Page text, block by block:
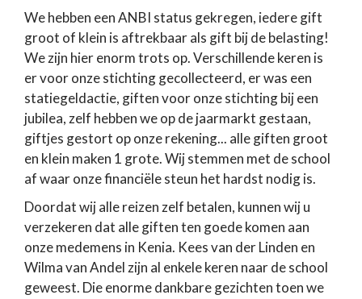
We hebben een ANBI status gekregen, iedere gift
groot of klein is aftrekbaar als gift bij de belasting!
We zijn hier enorm trots op. Verschillende keren is
er voor onze stichting gecollecteerd, er was een
statiegeldactie, giften voor onze stichting bij een
jubilea, zelf hebben we op de jaarmarkt gestaan,
giftjes gestort op onze rekening... alle giften groot
en klein maken 1 grote. Wij stemmen met de school
af waar onze financiële steun het hardst nodig is.
Doordat wij alle reizen zelf betalen, kunnen wij u
verzekeren dat alle giften ten goede komen aan
onze medemens in Kenia. Kees van der Linden en
Wilma van Andel zijn al enkele keren naar de school
geweest. Die enorme dankbare gezichten toen we